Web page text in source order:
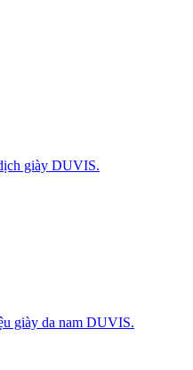
giày DUVIS.
giày da nam DUVIS.